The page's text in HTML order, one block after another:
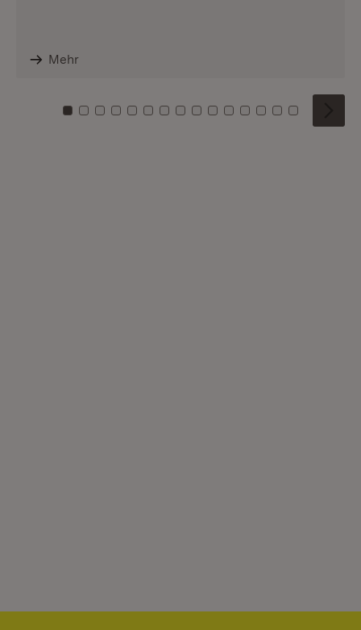
Mehr
Zu Kachel: 0
Zu Kachel: 1
Zu Kachel: 2
Zu Kachel: 3
Zu Kachel: 4
Zu Kachel: 5
Zu Kachel: 6
Zu Kachel: 7
Zu Kachel: 8
Zu Kachel: 9
Zu Kachel: 10
Zu Kachel: 11
Zu Kachel: 12
Zu Kachel:
Zu